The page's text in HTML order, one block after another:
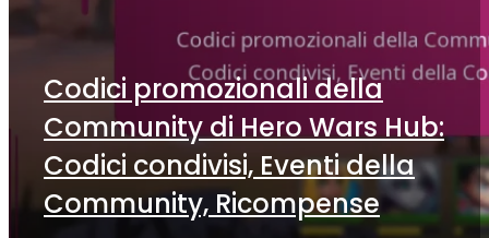
Codici promozionali della
Community di Hero Wars Hub:
Codici condivisi, Eventi della
Community, Ricompense